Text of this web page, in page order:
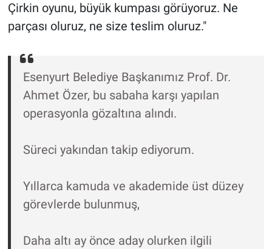
Çirkin oyunu, büyük kumpası görüyoruz. Ne
parçası oluruz, ne size teslim oluruz."
Esenyurt Belediye Başkanımız Prof. Dr.
Ahmet Özer, bu sabaha karşı yapılan
operasyonla gözaltına alındı.
Süreci yakından takip ediyorum.
Yıllarca kamuda ve akademide üst düzey
görevlerde bulunmuş,
Daha altı ay önce aday olurken ilgili
Türkiye'nin Gündemi
Yerel Gündem
Yerel Yaşam
Canlı Yayın